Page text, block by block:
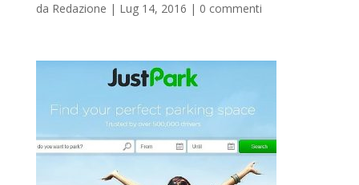
da Redazione | Lug 14, 2016 | 0 commenti